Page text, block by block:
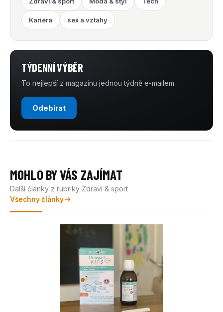
Kariéra sex a vztahy
TÝDENNÍ VÝBĚR
To nejlepší z magazínu jednou týdně e-mailem.
Odebírat
MOHLO BY VÁS ZAJÍMAT
Další články z rubriky Zdraví & sport
Všechny články